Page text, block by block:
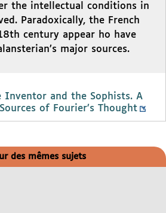
the intellectual conditions in
Paradoxically, the French
century appear ho have
major sources.
Inventor and the Sophists. A
of Fourier’s Thought
des mêmes sujets